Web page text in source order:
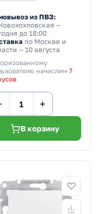
из ПВЗ:
—
до 18:00
по Москве и
— 10 августа
начислим 7
+
В корзину